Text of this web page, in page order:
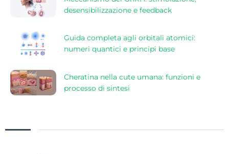
desensibilizzazione e feedback
Guida completa agli orbitali atomici:
numeri quantici e principi base
Cheratina nella cute umana: funzioni e
processo di sintesi